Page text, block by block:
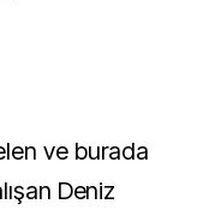
ve burada
Deniz